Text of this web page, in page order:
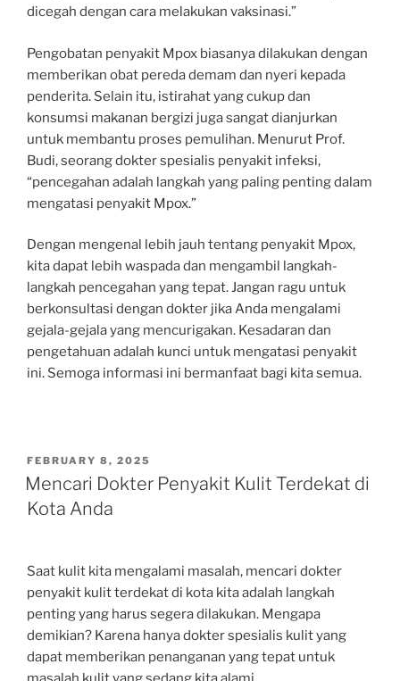
dicegah dengan cara melakukan vaksinasi.”
Pengobatan penyakit Mpox biasanya dilakukan dengan
memberikan obat pereda demam dan nyeri kepada
penderita. Selain itu, istirahat yang cukup dan
konsumsi makanan bergizi juga sangat dianjurkan
untuk membantu proses pemulihan. Menurut Prof.
Budi, seorang dokter spesialis penyakit infeksi,
“pencegahan adalah langkah yang paling penting dalam
mengatasi penyakit Mpox.”
Dengan mengenal lebih jauh tentang penyakit Mpox,
kita dapat lebih waspada dan mengambil langkah-
langkah pencegahan yang tepat. Jangan ragu untuk
berkonsultasi dengan dokter jika Anda mengalami
gejala-gejala yang mencurigakan. Kesadaran dan
pengetahuan adalah kunci untuk mengatasi penyakit
ini. Semoga informasi ini bermanfaat bagi kita semua.
POSTED
ON
FEBRUARY 8, 2025
Mencari Dokter Penyakit Kulit Terdekat di
Kota Anda
Saat kulit kita mengalami masalah, mencari dokter
penyakit kulit terdekat di kota kita adalah langkah
penting yang harus segera dilakukan. Mengapa
demikian? Karena hanya dokter spesialis kulit yang
dapat memberikan penanganan yang tepat untuk